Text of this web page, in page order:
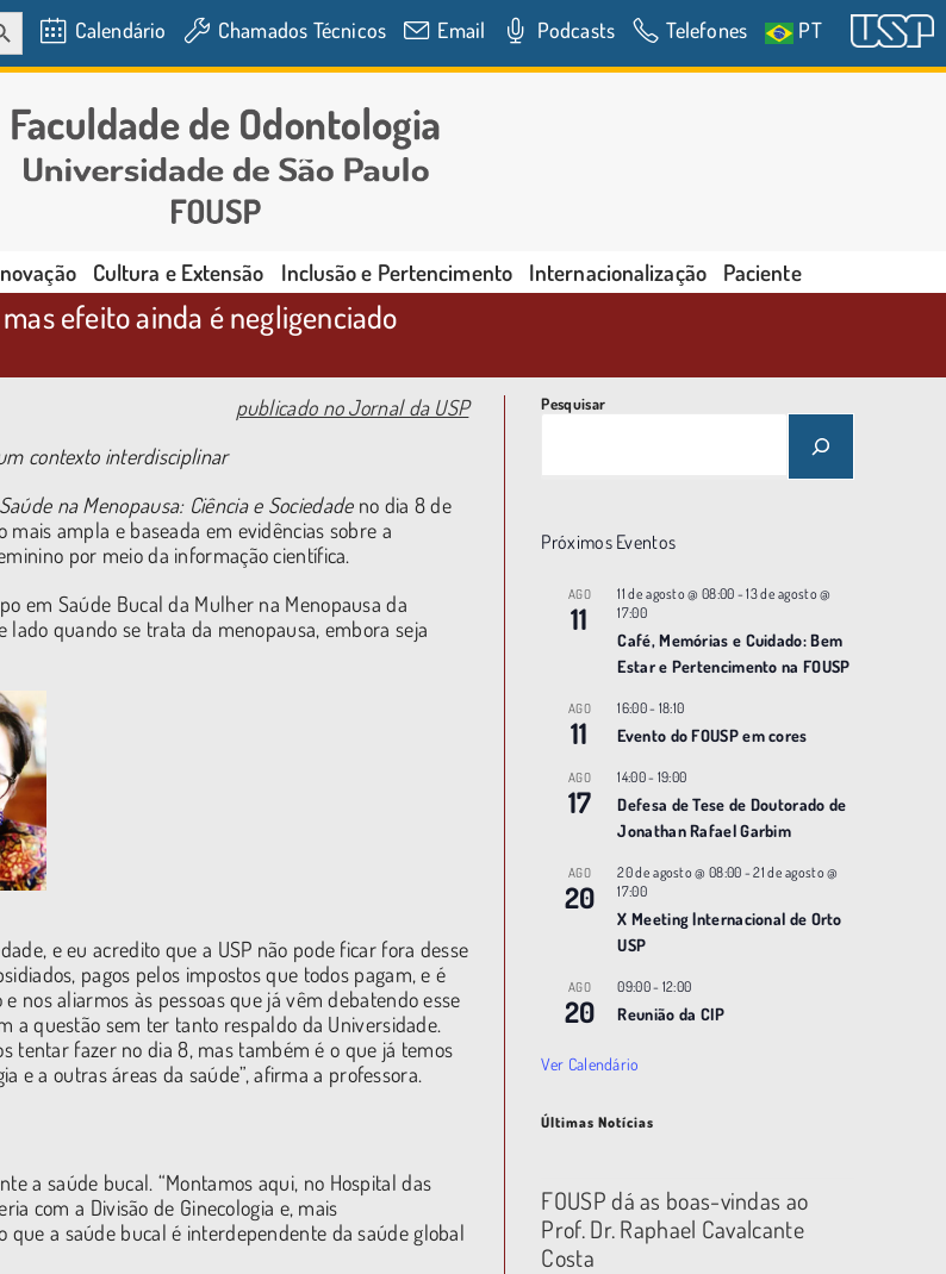
BUTTON
Calendário Chamados Técnicos Email Podcasts Telefones PT
Cultura e Extensão Inclusão e Pertencimento Internacionalização Paciente
efeito ainda é negligenciado
publicado no Jornal da USP
contexto interdisciplinar
Saúde na Menopausa: Ciência e Sociedadeno dia 8 de
ampla e baseada em evidências sobre a
por meio da informação científica.
em Saúde Bucal da Mulher na Menopausa da
lado quando se trata da menopausa, embora seja
e eu acredito que a USP não pode ficar fora desse
pagos pelos impostos que todos pagam, e é
nos aliarmos às pessoas que já vêm debatendo esse
a questão sem ter tanto respaldo da Universidade.
tentar fazer no dia 8, mas também é o que já temos
e a outras áreas da saúde”, afirma a professora.
a saúde bucal. “Montamos aqui, no Hospital das
com a Divisão de Ginecologia e, mais
que a saúde bucal é interdependente da saúde global
Pesquisar
Próximos Eventos
AGO
11
11 de agosto @ 08:00 -13 de agosto @
17:00
Café, Memórias e Cuidado: Bem
Estar e Pertencimento na FOUSP
AGO
11
16:00- 18:10
Evento do FOUSP em cores
AGO
17
14:00- 19:00
Defesa de Tese de Doutorado de
Jonathan Rafael Garbim
AGO
20
20 de agosto @ 08:00 -21 de agosto @
17:00
X Meeting |nternacional de Orto
USP
AGO
20
09:00- 12:00
Reunião da CIP
Ver Calendário
Últimas Notícias
FOUSP dá as boas-vindas ao
Prof. Dr. Raphael Cavalcante
Costa